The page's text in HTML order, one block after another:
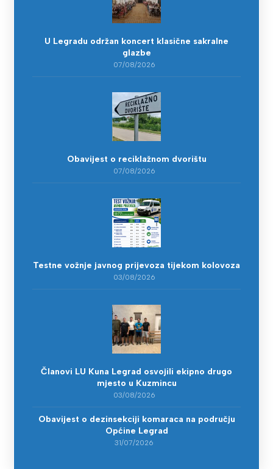
U Legradu održan koncert klasične sakralne
glazbe
07/08/2026
Obavijest o reciklažnom dvorištu
07/08/2026
Testne vožnje javnog prijevoza tijekom kolovoza
03/08/2026
Članovi LU Kuna Legrad osvojili ekipno drugo
mjesto u Kuzmincu
03/08/2026
Obavijest o dezinsekciji komaraca na području
Općine Legrad
31/07/2026